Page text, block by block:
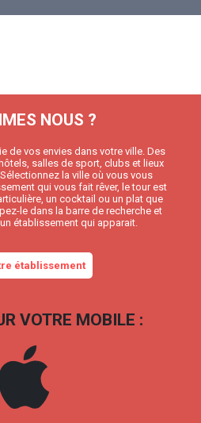
NOUS ?
de vos envies dans votre ville. Des
salles de sport, clubs et lieux
la ville où vous vous
qui vous fait rêver, le tour est
un cocktail ou un plat que
le dans la barre de recherche et
établissement qui apparait.
établissement
VOTRE MOBILE :